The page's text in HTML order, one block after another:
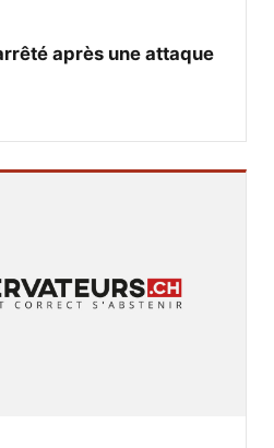
après une attaque